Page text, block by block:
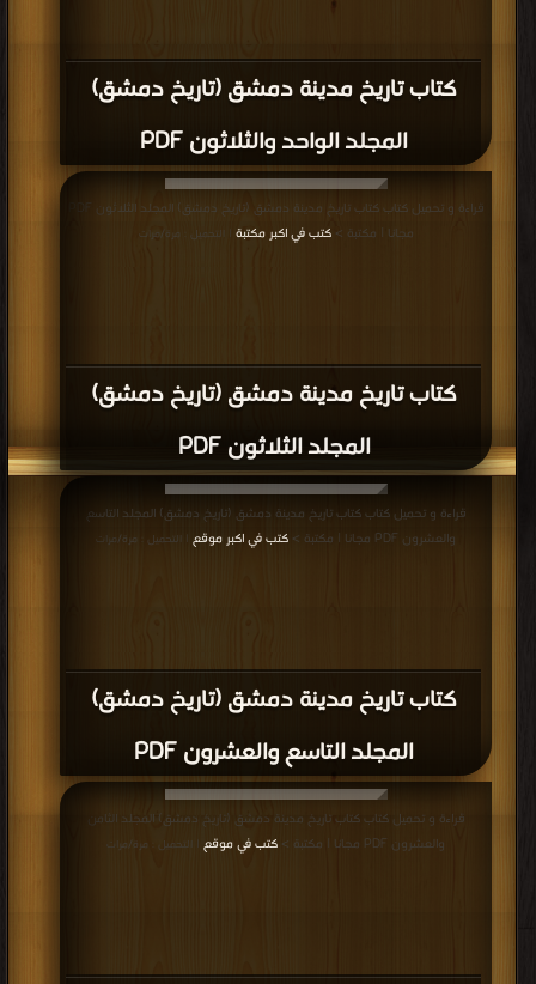
كتاب تاريخ مدينة دمشق (تاريخ دمشق)
المجلد الواحد والثلاثون PDF
كتاب تاريخ مدينة دمشق (تاريخ دمشق)
المجلد الثلاثون PDF
مجانا | مكتبة >كتب في اكبر مكتبة | التحميل : مرة/مرات
كتاب تاريخ مدينة دمشق (تاريخ دمشق)
المجلد التاسع والعشرون PDF
قراءة و تحميل كتاب كتاب تاريخ مدينة دمشق (تاريخ دمشق) المجلد التاسع
والعشرون PDF مجانا | مكتبة >
كتب في اكبر موقع | التحميل : مرة/مرات
قراءة و تحميل كتاب كتاب تاريخ مدينة دمشق (تاريخ دمشق) المجلد الثامن
والعشرون PDF مجانا | مكتبة >
كتب في موقع | التحميل : مرة/مرات